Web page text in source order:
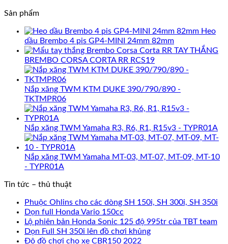
Sản phẩm
Heo
dầu Brembo 4 pis GP4-MINI 24mm 82mm
TAY THẮNG
BREMBO CORSA CORTA RR RCS19
Nắp xăng TWM KTM DUKE 390/790/890 -
TKTMPR06
Nắp xăng TWM Yamaha R3, R6, R1, R15v3 - TYPR01A
Nắp xăng TWM Yamaha MT-03, MT-07, MT-09, MT-10
- TYPR01A
Tin tức – thủ thuật
Phuộc Ohlins cho các dòng SH 150i, SH 300i, SH 350i
Dọn full Honda Vario 150cc
Lộ phiên bản Honda Sonic 125 độ 995tr của TBT team
Dọn Full SH 350i lên đồ chơi khủng
Độ đồ chơi cho xe CBR150 2022